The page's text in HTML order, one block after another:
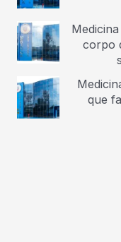
corpo
que